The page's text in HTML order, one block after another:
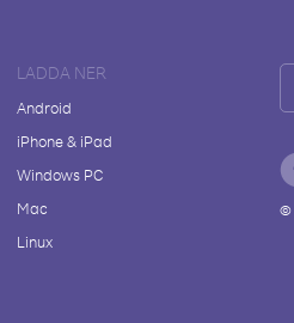
LADDA NER
Android
iPhone & iPad
Windows PC
Mac
Linux
©